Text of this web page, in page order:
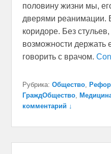
половину жизни мы,
дверями реанимации.
коридоре. Без
возможности держать
говорить с врачом.
Рубрика: Общество,
ГраждОбщество,
комментарий ↓